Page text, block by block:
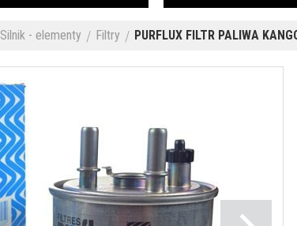
Silnik - elementy Filtry PURFLUX FILTR PALIWA